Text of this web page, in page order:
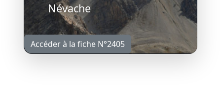
Névache
Accéder à la fiche N°2405